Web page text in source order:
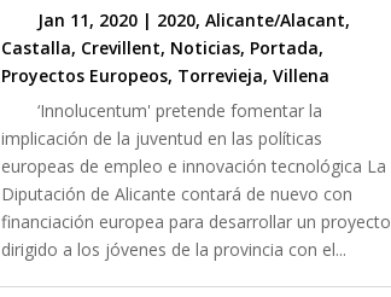
Jan 11, 2020 | 2020,Alicante/Alacant,
Castalla, Crevillent, Noticias, Portada,
Proyectos Europeos, Torrevieja,Villena
‘Innolucentum' pretende fomentar la
implicación de la juventud en las políticas
europeas de empleo e innovación tecnológica La
Diputación de Alicante contará de nuevo con
financiación europea para desarrollar un proyecto
dirigido a los jóvenes de la provincia con el...